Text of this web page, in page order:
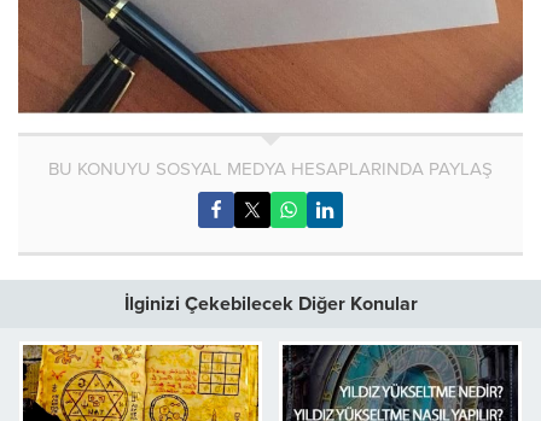
BU KONUYU SOSYAL MEDYA HESAPLARINDA PAYLAŞ
İlginizi Çekebilecek Diğer Konular